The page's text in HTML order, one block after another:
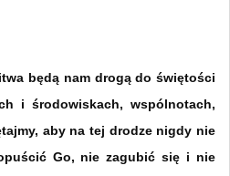
będą nam drogą do świętości
i środowiskach, wspólnotach,
aby na tej drodze nigdy nie
Go, nie zagubić się i nie